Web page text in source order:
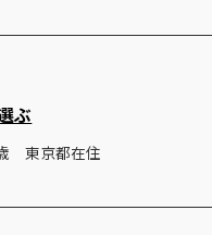
ぶ
東京都在住